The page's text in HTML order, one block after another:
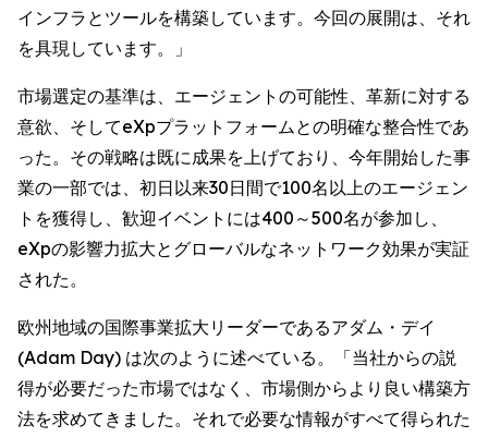
インフラとツールを構築しています。今回の展開は、それ
を具現しています。」
市場選定の基準は、エージェントの可能性、革新に対する
意欲、そしてeXpプラットフォームとの明確な整合性であ
った。その戦略は既に成果を上げており、今年開始した事
業の一部では、初日以来30日間で100名以上のエージェン
トを獲得し、歓迎イベントには400～500名が参加し、
eXpの影響力拡大とグローバルなネットワーク効果が実証
された。
欧州地域の国際事業拡大リーダーであるアダム・デイ
(Adam Day) は次のように述べている。「当社からの説
得が必要だった市場ではなく、市場側からより良い構築方
法を求めてきました。それで必要な情報がすべて得られた